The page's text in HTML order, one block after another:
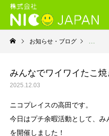
お知らせ・ブログ 就労
みんなでワイワイたこ焼
2025.12.03
ニコプレイスの高田です。
今日はプチ余暇活動として、み
を開催しました！